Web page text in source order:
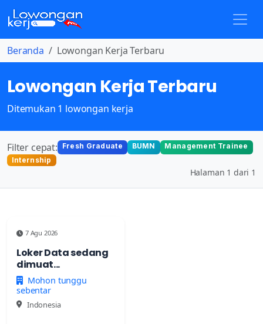
Beranda Lowongan Kerja Terbaru
Lowongan Kerja Terbaru
Ditemukan 1 lowongan kerja
Filter cepat: Fresh Graduate BUMN
Management Trainee
Internship
Halaman 1 dari 1
7 Agu 2026
Loker Data sedang
dimuat...
Mohon tunggu
sebentar
Indonesia